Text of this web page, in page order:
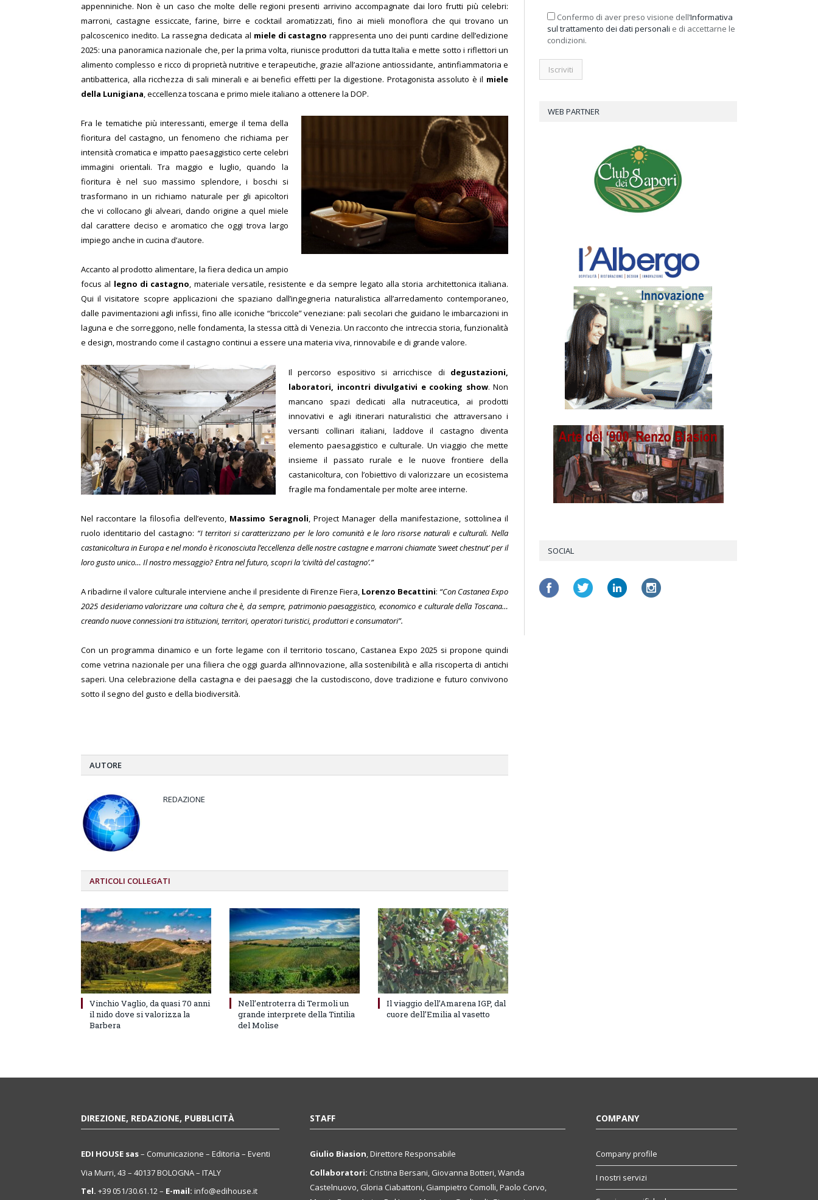
appenniniche. Non è un caso che molte delle regioni presenti arrivino accompagnate dai loro frutti più celebri:
marroni, castagne essiccate, farine, birre e cocktail aromatizzati, fino ai mieli monoflora che qui trovano un
palcoscenico inedito. La rassegna dedicata al miele di castagno rappresenta uno dei punti cardine dell’edizione
2025: una panoramica nazionale che, per la prima volta, riunisce produttori da tutta Italia e mette sotto i riflettori un
alimento complesso e ricco di proprietà nutritive e terapeutiche, grazie all’azione antiossidante, antinfiammatoria e
antibatterica, alla ricchezza di sali minerali e ai benefici effetti per la digestione. Protagonista assoluto è il miele
della Lunigiana, eccellenza toscana e primo miele italiano a ottenere la DOP.
Fra le tematiche più interessanti, emerge il tema della
fioritura del castagno, un fenomeno che richiama per
intensità cromatica e impatto paesaggistico certe celebri
immagini orientali. Tra maggio e luglio, quando la
fioritura è nel suo massimo splendore, i boschi si
trasformano in un richiamo naturale per gli apicoltori
che vi collocano gli alveari, dando origine a quel miele
dal carattere deciso e aromatico che oggi trova largo
impiego anche in cucina d’autore.
Accanto al prodotto alimentare, la fiera dedica un ampio
focus al legno di castagno, materiale versatile, resistente e da sempre legato alla storia architettonica italiana.
Qui il visitatore scopre applicazioni che spaziano dall’ingegneria naturalistica all’arredamento contemporaneo,
dalle pavimentazioni agli infissi, fino alle iconiche “briccole” veneziane: pali secolari che guidano le imbarcazioni in
laguna e che sorreggono, nelle fondamenta, la stessa città di Venezia. Un racconto che intreccia storia, funzionalità
e design, mostrando come il castagno continui a essere una materia viva, rinnovabile e di grande valore.
Il percorso espositivo si arricchisce di degustazioni,
laboratori, incontri divulgativi e cooking show. Non
mancano spazi dedicati alla nutraceutica, ai prodotti
innovativi e agli itinerari naturalistici che attraversano i
versanti collinari italiani, laddove il castagno diventa
elemento paesaggistico e culturale. Un viaggio che mette
insieme il passato rurale e le nuove frontiere della
castanicoltura, con l’obiettivo di valorizzare un ecosistema
fragile ma fondamentale per molte aree interne.
Nel raccontare la filosofia dell’evento, Massimo Seragnoli, Project Manager della manifestazione, sottolinea il
ruolo identitario del castagno: “I territori si caratterizzano per le loro comunità e le loro risorse naturali e culturali. Nella
castanicoltura in Europa e nel mondo è riconosciuta l’eccellenza delle nostre castagne e marroni chiamate ‘sweet chestnut’ per il
loro gusto unico… Il nostro messaggio? Entra nel futuro, scopri la ‘civiltà del castagno’.”
A ribadirne il valore culturale interviene anche il presidente di Firenze Fiera, Lorenzo Becattini: “Con Castanea Expo
2025 desideriamo valorizzare una coltura che è, da sempre, patrimonio paesaggistico, economico e culturale della Toscana…
creando nuove connessioni tra istituzioni, territori, operatori turistici, produttori e consumatori”.
Con un programma dinamico e un forte legame con il territorio toscano, Castanea Expo 2025 si propone quindi
come vetrina nazionale per una filiera che oggi guarda all’innovazione, alla sostenibilità e alla riscoperta di antichi
saperi. Una celebrazione della castagna e dei paesaggi che la custodiscono, dove tradizione e futuro convivono
sotto il segno del gusto e della biodiversità.
AUTORE
REDAZIONE
ARTICOLI COLLEGATI
Vinchio Vaglio, da quasi 70 anni
il nido dove si valorizza la
Barbera
Nell’entroterra di Termoli un
grande interprete della Tintilia
del Molise
Il viaggio dell’Amarena IGP, dal
cuore dell’Emilia al vasetto
Confermo di aver preso visione dell’Informativa
sul trattamento dei dati personali e di accettarne le
condizioni.
WEB PARTNER
SOCIAL
DIREZIONE, REDAZIONE, PUBBLICITÀ
EDI HOUSE sas– Comunicazione – Editoria – Eventi
Via Murri, 43 – 40137 BOLOGNA – ITALY
Tel. +39 051/30.61.12 – E-mail: info@edihouse.it
STAFF
Giulio Biasion, Direttore Responsabile
Collaboratori: Cristina Bersani, Giovanna Botteri, Wanda
Castelnuovo, Gloria Ciabattoni, Giampietro Comolli, Paolo Corvo,
COMPANY
Company profile
I nostri servizi